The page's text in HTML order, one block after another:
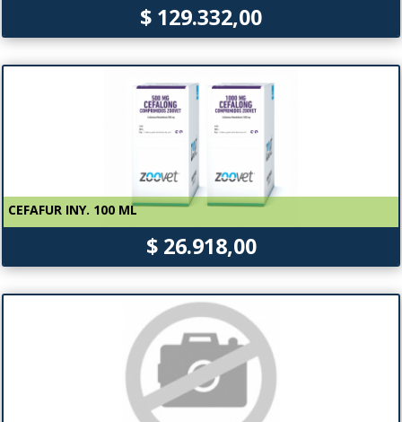
$ 129.332,00
CEFAFUR INY. 100 ML
$ 26.918,00